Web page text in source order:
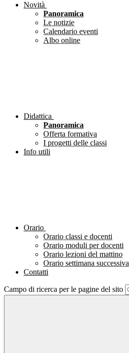
Novità
Panoramica
Le notizie
Calendario eventi
Albo online
Didattica
Panoramica
Offerta formativa
I progetti delle classi
Info utili
Orario
Orario classi e docenti
Orario moduli per docenti
Orario lezioni del mattino
Orario settimana successiva
Contatti
Campo di ricerca per le pagine del sito